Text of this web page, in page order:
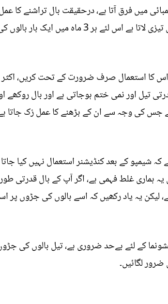
میں فرق آتا ہے، درحقیقت بال تراشنے کا
بالوں کی نوکیں لازمی کاٹنی چاہیئے۔
کا استعمال صرف ضرورت کے تحت کریں، اکثر
تیل اور نمی ختم ہوجاتی ہے اور بال روکھے
جس کی وجہ سے ان کے بڑھنے کا عمل رُک جاتا
شیمپو کے بعد کنڈیشنر استعمال نہیں کیا
ہماری غلط فہمی ہے، اگر آپ کے بال
لیکن یہ یاد رکھیں کہ اسے بالوں کی جڑوں پر
کے لئے بےحد ضروری ہے، تیل بالوں کی
لگائیں۔